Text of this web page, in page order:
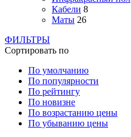
Кабели 8
Маты 26
ФИЛЬТРЫ
Сортировать по
По умолчанию
По популярности
По рейтингу
По новизне
По возрастанию цены
По убыванию цены